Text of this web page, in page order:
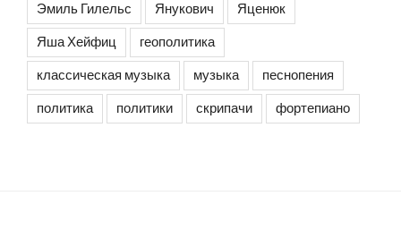
Эмиль Гилельс Янукович Яценюк
Яша Хейфиц геополитика
классическая музыка музыка песнопения
политика политики скрипачи фортепиано